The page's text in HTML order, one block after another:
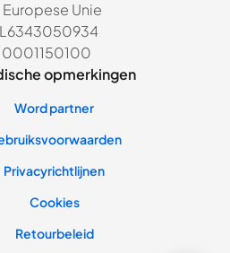
Unie
0001150100
opmerkingen
Word partner
Privacyrichtlijnen
Cookies
Retourbeleid